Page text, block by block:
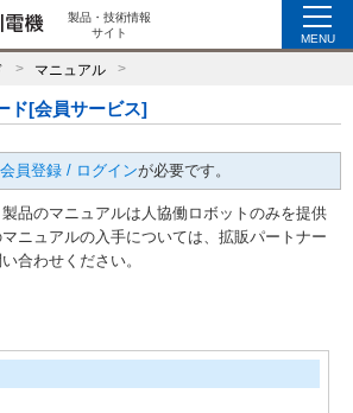
製品・技術情報
サイト
MENU
マニュアル
ド[会員サービス]
会員登録 / ログインが必要です。
品のマニュアルは人協働ロボットのみを提供
ニュアルの入手については、拡販パートナー
合わせください。